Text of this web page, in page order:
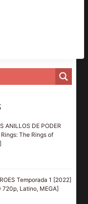
ANILLOS DE PODER
The Rings of
Temporada 1 [2022]
Latino, MEGA]